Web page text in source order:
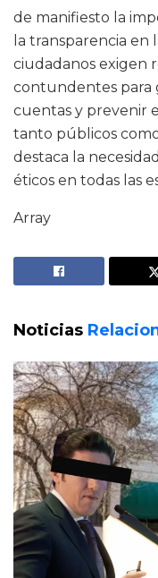
de manifiesto la
la transparencia en
ciudadanos exigen
contundentes para
cuentas y prevenir
tanto públicos
destaca la
éticos en todas las
Array
Noticias